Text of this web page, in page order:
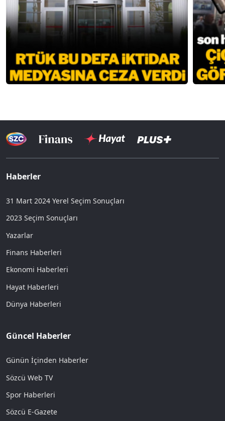
Haberler
31 Mart 2024 Yerel Seçim Sonuçları
2023 Seçim Sonuçları
Yazarlar
Finans Haberleri
Ekonomi Haberleri
Hayat Haberleri
Dünya Haberleri
Güncel Haberler
Günün İçinden Haberler
Sözcü Web TV
Spor Haberleri
Sözcü E-Gazete